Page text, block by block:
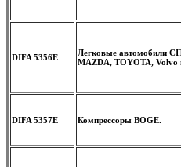
DIFA 5356E
Легковые автомобили
MAZDA, TOYOTA, Volvo
DIFA 5357E Компрессоры BOGE.